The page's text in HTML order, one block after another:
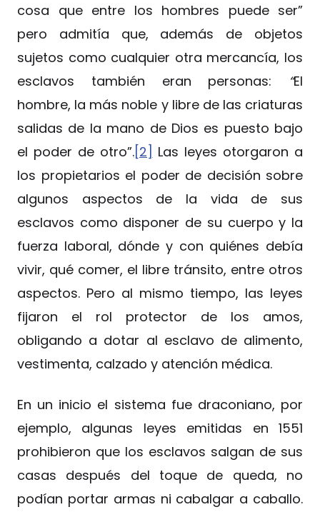
cosa que entre los hombres puede ser”
pero admitía que, además de objetos
sujetos como cualquier otra mercancía, los
esclavos también eran personas: “El
hombre, la más noble y libre de las criaturas
salidas de la mano de Dios es puesto bajo
el poder de otro”.[2] Las leyes otorgaron a
los propietarios el poder de decisión sobre
algunos aspectos de la vida de sus
esclavos como disponer de su cuerpo y la
fuerza laboral, dónde y con quiénes debía
vivir, qué comer, el libre tránsito, entre otros
aspectos. Pero al mismo tiempo, las leyes
fijaron el rol protector de los amos,
obligando a dotar al esclavo de alimento,
vestimenta, calzado y atención médica.
En un inicio el sistema fue draconiano, por
ejemplo, algunas leyes emitidas en 1551
prohibieron que los esclavos salgan de sus
casas después del toque de queda, no
podían portar armas ni cabalgar a caballo.